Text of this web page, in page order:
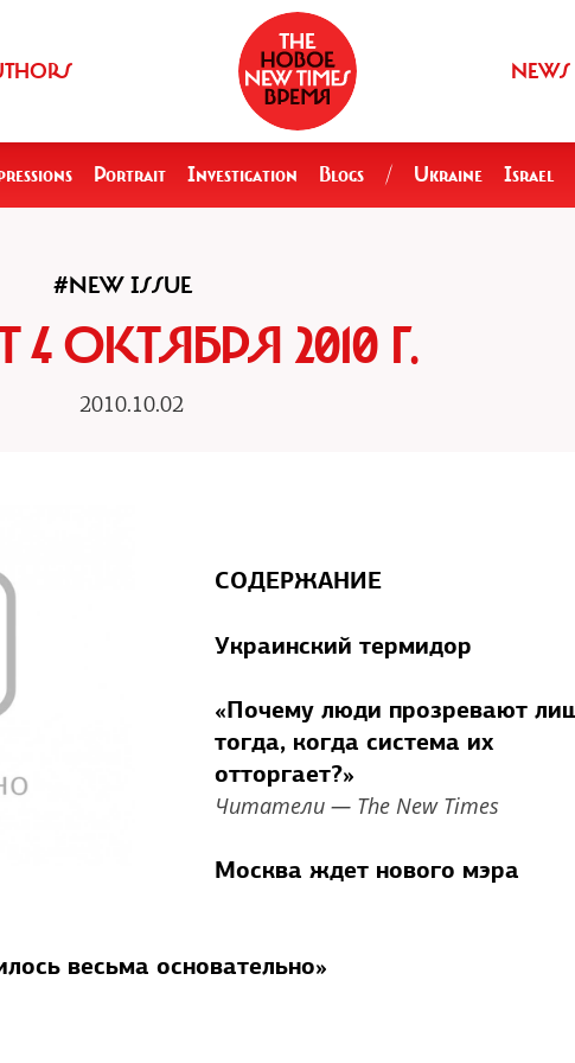
NEWS
Portrait Investigation Blogs / Ukraine Israel
#NEW ISSUE
4 ОКТЯБРЯ 2010 Г.
2010.10.02
СОДЕРЖАНИЕ
Украинский термидор
«Почему люди прозревают
тогда, когда система их
отторгает?»
Читатели — The New Times
Москва ждет нового мэра
весьма основательно»